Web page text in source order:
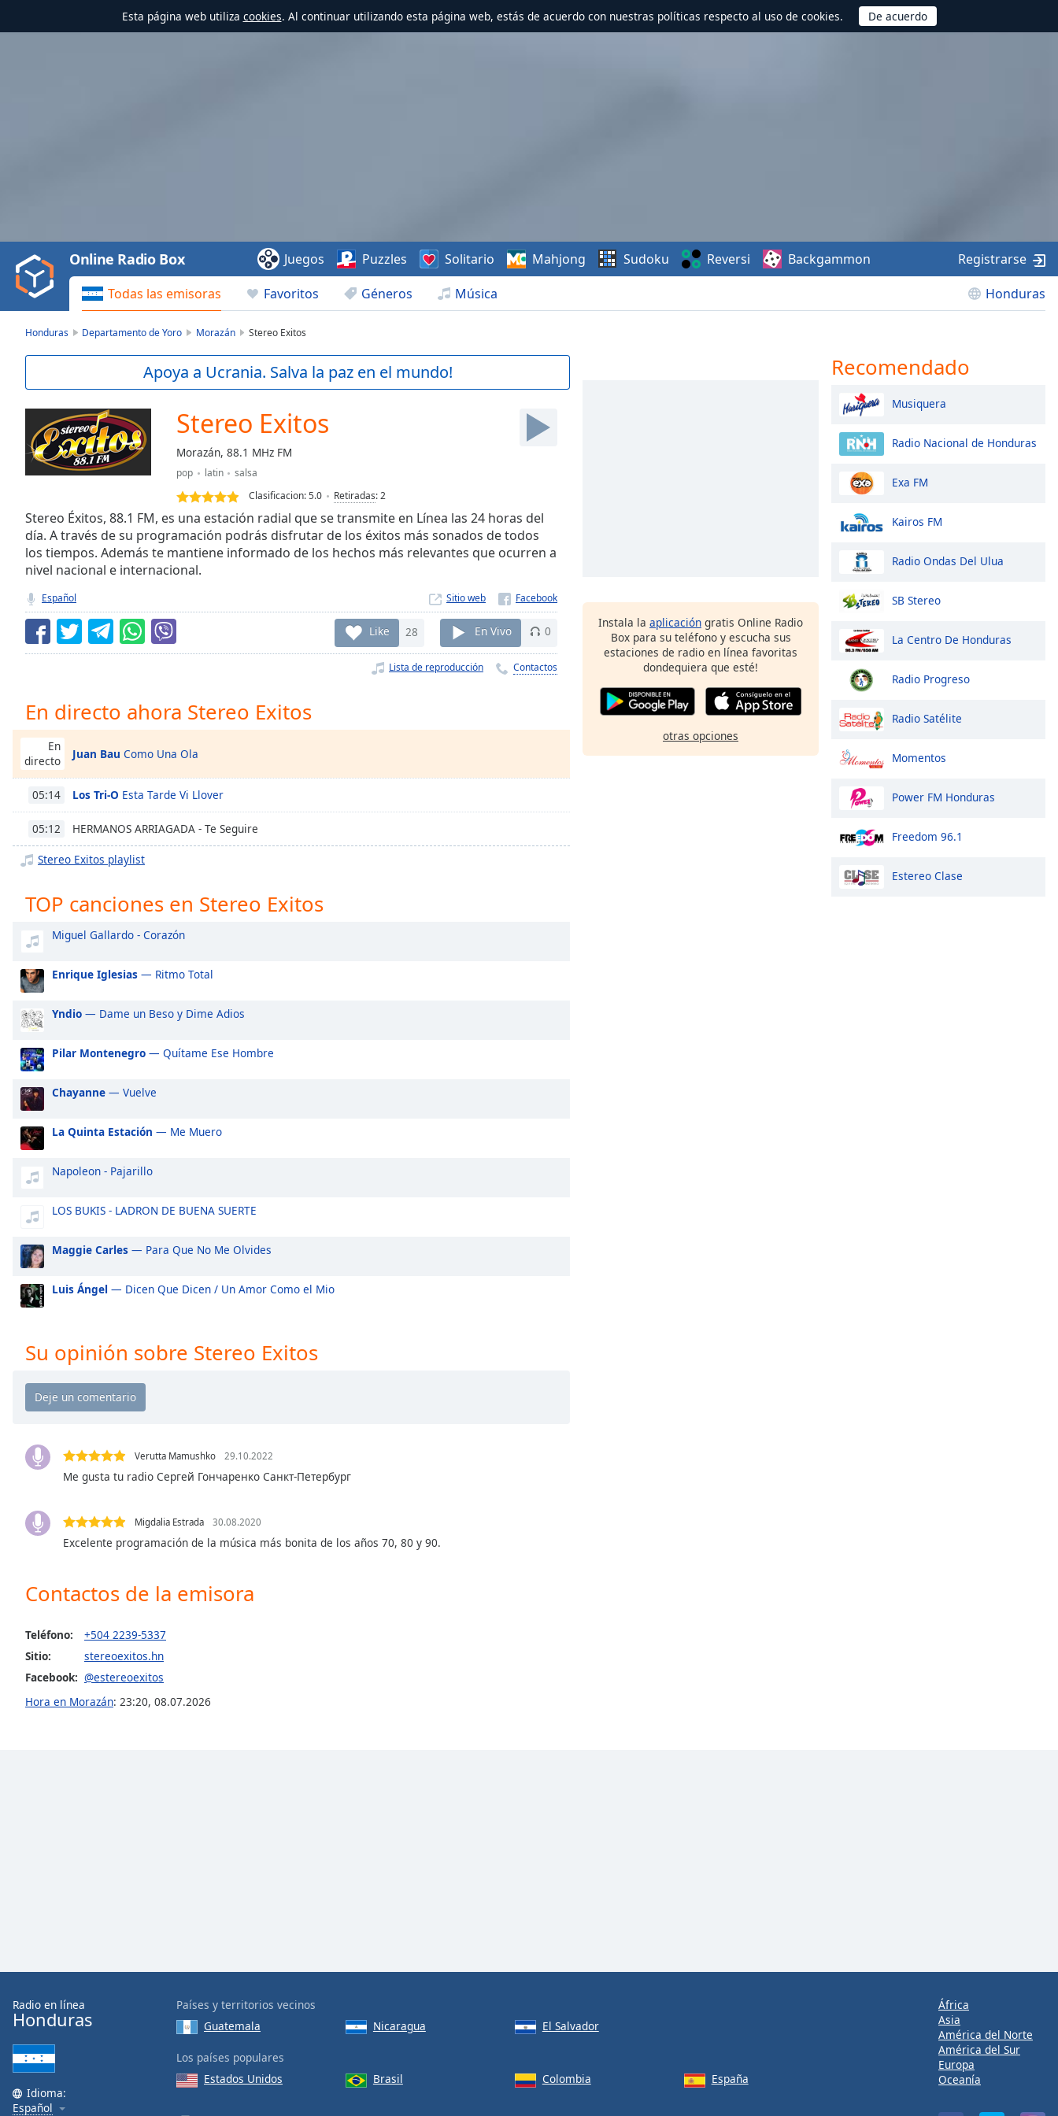
Esta página web utiliza cookies. Al continuar utilizando esta página web, estás de acuerdo con nuestras políticas respecto al uso de cookies.
Video
Play
Backward
Skip
Current
Duration-:-
Loaded:
0.00%
Stream
Seek to
live,
currently
behind
LIVE
Remaining
Time-
Chapters
Chapters
Descriptions
descriptions
off,
selected
Subtitles
subtitles
settings,
opens
subtitles
dialog
off
selected
Audio
Picture-
Picture
Fullscreen
modal
Beginning
dialog
close
window.
Background
Opacity
Font
Family
Reset
Close
Todas las emisoras Favoritos Géneros Música Honduras
Online Radio Box Juegos Puzzles Solitario Mahjong Sudoku Reversi Backgammon Registrarse
Honduras Departamento de Yoro Morazán Stereo Exitos
Apoya a Ucrania. Salva la paz en el mundo!
Stereo Exitos
Morazán, 88.1 MHz FM
pop latin
salsa
Clasificacion:5.0 Retiradas:2
Stereo Éxitos, 88.1 FM, es una estación radial que se transmite en Línea las 24 horas del
día. A través de su programación podrás disfrutar de los éxitos más sonados de todos
los tiempos. Además te mantiene informado de los hechos más relevantes que ocurren a
nivel nacional e internacional.
Español Sitio web
Like 28 En Vivo 0
Lista de reproducción Contactos
En directo ahora Stereo Exitos
En
directo
Juan Bau Como Una Ola
05:14 Los Tri-O Esta Tarde Vi Llover
05:12 HERMANOS ARRIAGADA - Te Seguire
Stereo Exitos playlist
TOP canciones en Stereo Exitos
Miguel Gallardo - Corazón
Enrique Iglesias — Ritmo Total
Yndio — Dame un Beso y Dime Adios
Pilar Montenegro — Quítame Ese Hombre
Chayanne — Vuelve
La Quinta Estación — Me Muero
Napoleon - Pajarillo
LOS BUKIS - LADRON DE BUENA SUERTE
Maggie Carles — Para Que No Me Olvides
Luis Ángel — Dicen Que Dicen / Un Amor Como el Mio
Su opinión sobre Stereo Exitos
Verutta Mamushko 29.10.2022
Me gusta tu radio Сергей Гончаренко Санкт-Петербург
Migdalia Estrada 30.08.2020
Excelente programación de la música más bonita de los años 70, 80 y 90.
Contactos de la emisora
Teléfono:
+504 2239-5337
Sitio:
stereoexitos.hn
Facebook: @estereoexitos
Hora en Morazán: 23:20, 08.07.2026
Instala la aplicación gratis Online Radio
Box para su teléfono y escucha sus
estaciones de radio en línea favoritas
dondequiera que esté!
otras opciones
Recomendado
Musiquera
Radio Nacional de Honduras
Exa FM
Kairos FM
Radio Ondas Del Ulua
SB Stereo
La Centro De Honduras
Radio Progreso
Radio Satélite
Momentos
Power FM Honduras
Freedom 96.1
Estereo Clase
Radio en línea
Honduras
Idioma:
Español
Países y territorios vecinos
Guatemala
Nicaragua El Salvador
Los países populares
Estados Unidos
Brasil Colombia España
África
Asia
América del Norte
América del Sur
Europa
Oceanía